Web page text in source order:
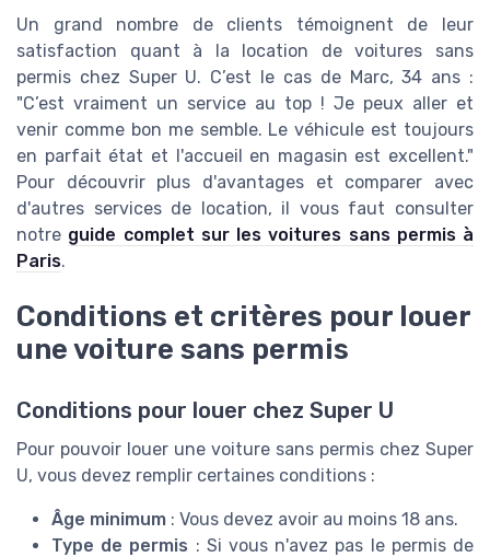
Un grand nombre de clients témoignent de leur
satisfaction quant à la location de voitures sans
permis chez Super U. C’est le cas de Marc, 34 ans :
"C’est vraiment un service au top ! Je peux aller et
venir comme bon me semble. Le véhicule est toujours
en parfait état et l'accueil en magasin est excellent."
Pour découvrir plus d'avantages et comparer avec
d'autres services de location, il vous faut consulter
notre guide complet sur les voitures sans permis à
Paris.
Conditions et critères pour louer
une voiture sans permis
Conditions pour louer chez Super U
Pour pouvoir louer une voiture sans permis chez Super
U, vous devez remplir certaines conditions :
Âge minimum : Vous devez avoir au moins 18 ans.
Type de permis : Si vous n'avez pas le permis de